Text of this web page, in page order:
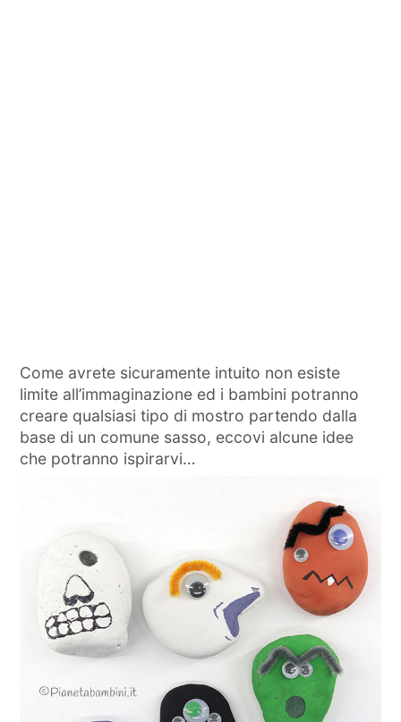
Come avrete sicuramente intuito non esiste
limite all’immaginazione ed i bambini potranno
creare qualsiasi tipo di mostro partendo dalla
base di un comune sasso, eccovi alcune idee
che potranno ispirarvi…